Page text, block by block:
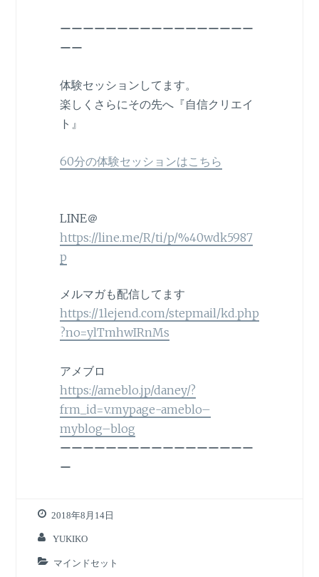
ーーーーーーーーーーーーーーーーー
ーー
体験セッションしてます。
楽しくさらにその先へ『自信クリエイ
ト』
60分の体験セッションはこちら
LINE＠
https://line.me/R/ti/p/%40wdk5987
p
メルマガも配信してます
https://1lejend.com/stepmail/kd.php
?no=ylTmhwIRnMs
アメブロ
https://ameblo.jp/daney/?
frm_id=v.mypage-ameblo–
myblog–blog
ーーーーーーーーーーーーーーーーー
ー
2018年8月14日
YUKIKO
マインドセット